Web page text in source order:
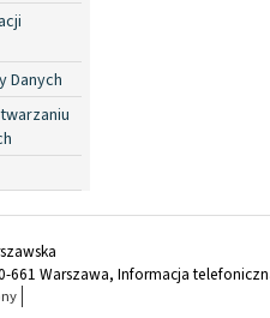
Danych
661 Warszawa, Informacja